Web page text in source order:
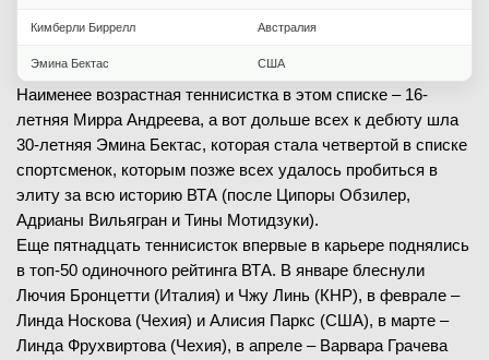
Кимберли Биррелл Австралия
Эмина Бектас США
Наименее возрастная теннисистка в этом списке – 16-
летняя Мирра Андреева, а вот дольше всех к дебюту шла
30-летняя Эмина Бектас, которая стала четвертой в списке
спортсменок, которым позже всех удалось пробиться в
элиту за всю историю ВТА (после Ципоры Обзилер,
Адрианы Вильягран и Тины Мотидзуки).
Еще пятнадцать теннисисток впервые в карьере поднялись
в топ-50 одиночного рейтинга ВТА. В январе блеснули
Лючия Бронцетти (Италия) и Чжу Линь (КНР), в феврале –
Линда Носкова (Чехия) и Алисия Паркс (США), в марте –
Линда Фрухвиртова (Чехия), в апреле – Варвара Грачева